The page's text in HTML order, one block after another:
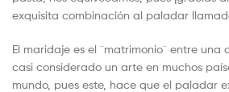
exquisita combinación al paladar
El maridaje es el ¨matrimonio¨ entre una
casi considerado un arte en muchos
mundo, pues este, hace que el paladar